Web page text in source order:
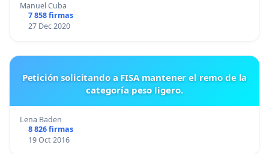
Manuel Cuba
7 858 firmas
27 Dec 2020
Petición solicitando a FISA mantener el remo de la
categoría peso ligero.
Lena Baden
8 826 firmas
19 Oct 2016